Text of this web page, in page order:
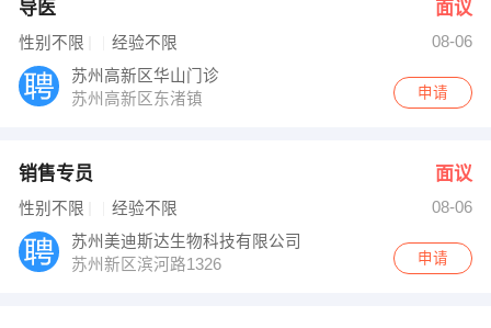
导医 面议
性别不限 经验不限
08-06
苏州高新区华山门诊
苏州高新区东渚镇
申请
销售专员 面议
性别不限 经验不限
08-06
苏州美迪斯达生物科技有限公司
苏州新区滨河路1326
申请